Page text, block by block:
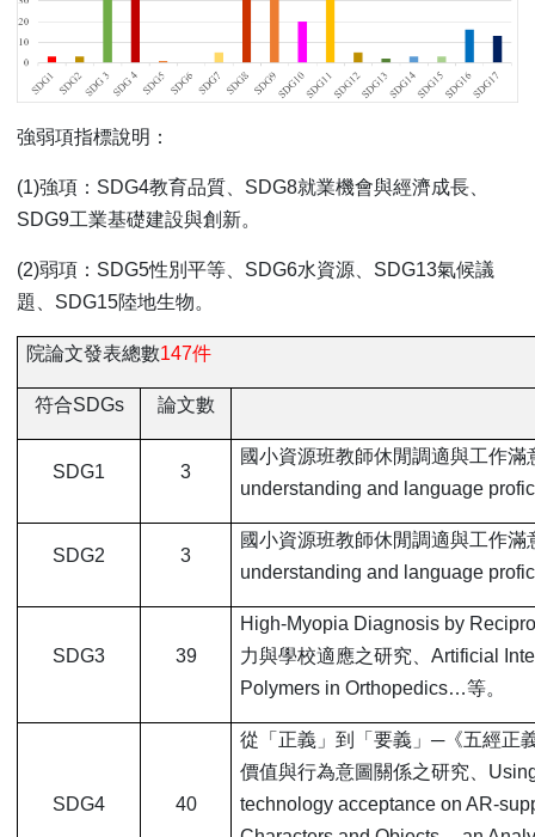
強弱項指標說明：
(1)強項：SDG4教育品質、SDG8就業機會與經濟成長、
SDG9工業基礎建設與創新。
(2)弱項：SDG5性別平等、SDG6水資源、SDG13氣候議
題、SDG15陸地生物。
院論文發表總數147件
符合SDGs 論文數
SDG1 3
國小資源班教師休閒調適與工作
understanding and language
SDG2 3
國小資源班教師休閒調適與工作
understanding and language
SDG3 39
High-Myopia Diagnosis by
力與學校適應之研究、Artificial
Polymers in Orthopedics…等。
SDG4 40
從「正義」到「要義」─《五經正
價值與行為意圖關係之研究、
technology acceptance on AR-